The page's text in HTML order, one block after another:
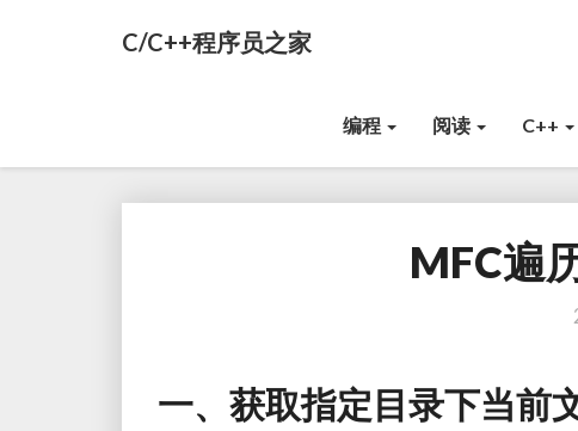
C/C++程序员之家
编程 阅读 C++
MFC遍
一、获取指定目录下当前